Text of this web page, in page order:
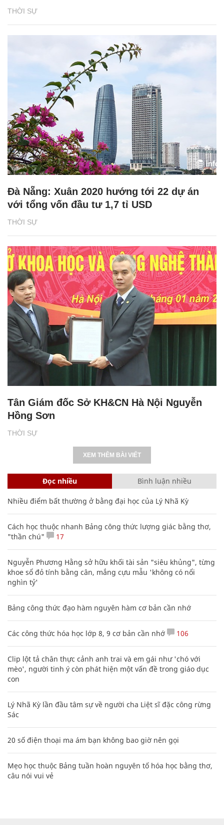
THỜI SỰ
THỜI SỰ
Đà Nẵng: Xuân 2020 hướng tới 22 dự án
với tổng vốn đầu tư 1,7 tỉ USD
THỜI SỰ
Tân Giám đốc Sở KH&CN Hà Nội Nguyễn
Hồng Sơn
XEM THÊM BÀI VIẾT
Đọc nhiều Bình luận nhiều
Nhiều điểm bất thường ở bằng đại học của Lý Nhã Kỳ
Cách học thuộc nhanh Bảng công thức lượng giác bằng thơ,
"thần chú"
17
Nguyễn Phương Hằng sở hữu khối tài sản "siêu khủng", từng
khoe sổ đỏ tính bằng cân, mắng cựu mẫu 'không có nổi
nghìn tỷ'
Bảng công thức đạo hàm nguyên hàm cơ bản cần nhớ
Các công thức hóa học lớp 8, 9 cơ bản cần nhớ 106
Clip lột tả chân thực cảnh anh trai và em gái như 'chó với
mèo', người tinh ý còn phát hiện một vấn đề trong giáo dục
con
Lý Nhã Kỳ lần đầu tâm sự về người cha Liệt sĩ đặc công rừng
Sác
20 số điện thoại ma ám bạn không bao giờ nên gọi
Mẹo học thuộc Bảng tuần hoàn nguyên tố hóa học bằng thơ,
câu nói vui vẻ